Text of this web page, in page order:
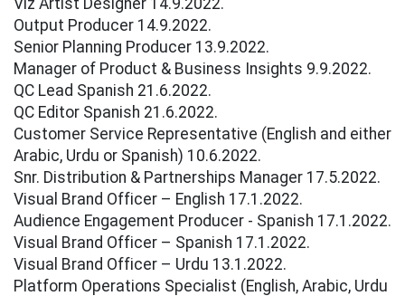
Viz Artist Designer 14.9.2022.
Output Producer 14.9.2022.
Senior Planning Producer 13.9.2022.
Manager of Product & Business Insights 9.9.2022.
QC Lead Spanish 21.6.2022.
QC Editor Spanish 21.6.2022.
Customer Service Representative (English and either
Arabic, Urdu or Spanish) 10.6.2022.
Snr. Distribution & Partnerships Manager 17.5.2022.
Visual Brand Officer – English 17.1.2022.
Audience Engagement Producer - Spanish 17.1.2022.
Visual Brand Officer – Spanish 17.1.2022.
Visual Brand Officer – Urdu 13.1.2022.
Platform Operations Specialist (English, Arabic, Urdu